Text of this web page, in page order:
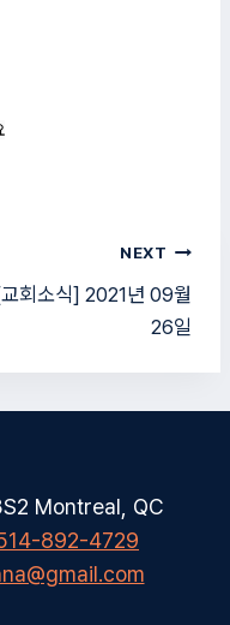
NEXT
회소식] 2021년 09월
26일
Montreal, QC
892-4729